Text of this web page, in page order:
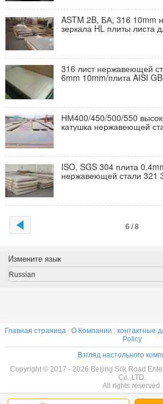
ASTM 2B, БА, 316 10mm
зеркала HL плиты листа
316 лист нержавеющей
6mm 10mm/плита AISI
НМ400/450/500/550
катушка нержавеющей
ISO, SGS 304 плита
нержавеющей стали 321
6 / 8
Измените язык
Russian
Главная страница О Компании контактные
Policy
Взгляд настольного
Copyright © 2017 - 2026 Beijing Silk Road
Co.,LTD.
All rights reserved.